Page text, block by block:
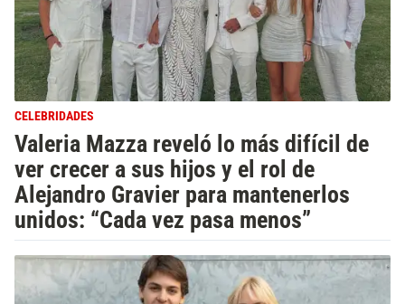
CELEBRIDADES
Valeria Mazza reveló lo más difícil de
ver crecer a sus hijos y el rol de
Alejandro Gravier para mantenerlos
unidos: “Cada vez pasa menos”